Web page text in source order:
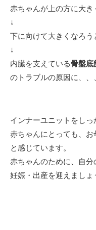
赤ちゃんが上の方に大き
↓
下に向けて大きくなろう
↓
内臓を支えている骨盤底
のトラブルの原因に、、
インナーユニットをしっ
赤ちゃんにとっても、
と感じています。
赤ちゃんのために、自
妊娠・出産を迎えましょ